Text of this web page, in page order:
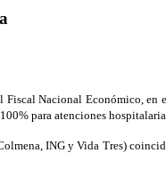
Nacional Económico, en
para atenciones
ING y Vida Tres)